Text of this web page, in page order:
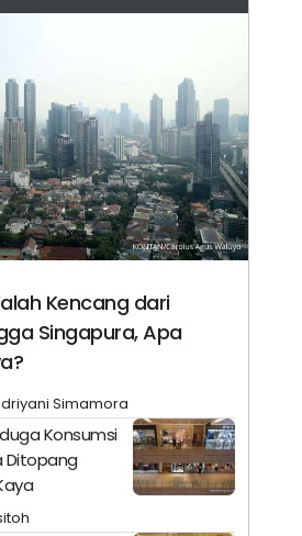
Kencang dari
Singapura, Apa
Simamora
Konsumsi
Ditopang